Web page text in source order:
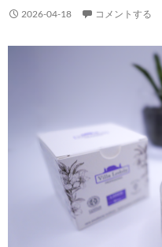
2026-04-18 コメントする